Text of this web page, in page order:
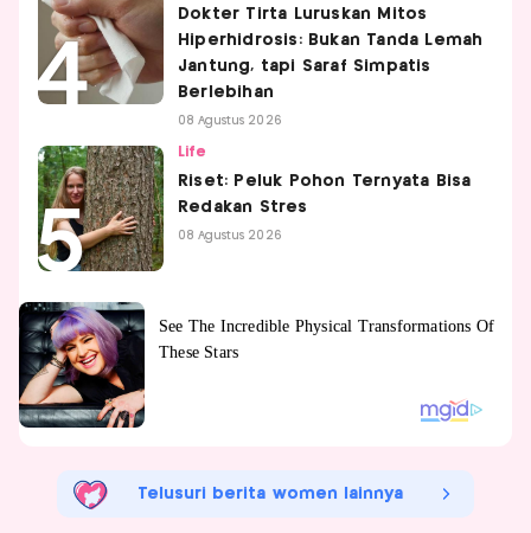
Dokter Tirta Luruskan Mitos
Hiperhidrosis: Bukan Tanda Lemah
Jantung, tapi Saraf Simpatis
Berlebihan
08 Agustus 2026
Life
Riset: Peluk Pohon Ternyata Bisa
Redakan Stres
08 Agustus 2026
Telusuri berita women lainnya